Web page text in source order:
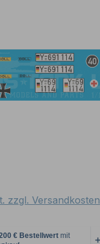
zzgl. Versandkosten